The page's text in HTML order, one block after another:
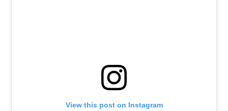
View this post on Instagram